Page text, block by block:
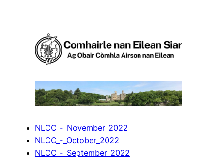
NLCC_-_November_2022
NLCC_-_October_2022
NLCC_-_September_2022